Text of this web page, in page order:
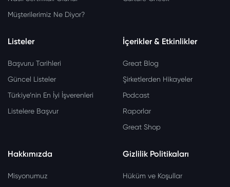
Müşterilerimiz Ne Diyor?
Listeler
Başvuru Tarihleri
Güncel Listeler
Türkiye’nin En İyi İşverenleri
Listelere Başvur
İçerikler & Etkinlikler
Great Blog
Şirketlerden Hikayeler
Podcast
Raporlar
Great Shop
Hakkımızda
Misyonumuz
Gizlilik Politikaları
Hüküm ve Koşullar